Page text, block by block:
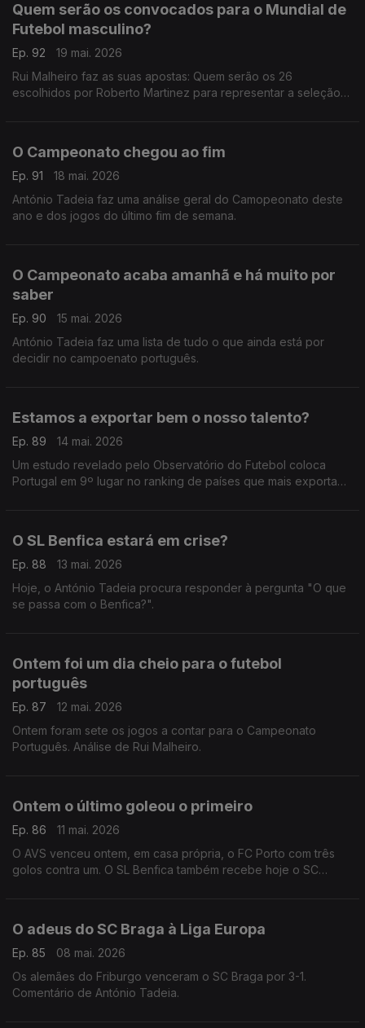
Quem serão os convocados para o Mundial de
Futebol masculino?
Ep. 92
19 mai. 2026
Rui Malheiro faz as suas apostas: Quem serão os 26
escolhidos por Roberto Martinez para representar a seleção
O Campeonato chegou ao fim
Ep. 91
18 mai. 2026
António Tadeia faz uma análise geral do Camopeonato deste
ano e dos jogos do último fim de semana.
O Campeonato acaba amanhã e há muito por
saber
Ep. 90
15 mai. 2026
António Tadeia faz uma lista de tudo o que ainda está por
decidir no campoenato português.
Estamos a exportar bem o nosso talento?
Ep. 89
14 mai. 2026
Um estudo revelado pelo Observatório do Futebol coloca
Portugal em 9º lugar no ranking de países que mais exportam
O SL Benfica estará em crise?
Ep. 88
13 mai. 2026
Hoje, o António Tadeia procura responder à pergunta "O que
se passa com o Benfica?".
Ontem foi um dia cheio para o futebol
português
Ep. 87
12 mai. 2026
Ontem foram sete os jogos a contar para o Campeonato
Português. Análise de Rui Malheiro.
Ontem o último goleou o primeiro
Ep. 86
11 mai. 2026
O AVS venceu ontem, em casa própria, o FC Porto com três
golos contra um. O SL Benfica também recebe hoje o SC
O adeus do SC Braga à Liga Europa
Ep. 85
08 mai. 2026
Os alemães do Friburgo venceram o SC Braga por 3-1.
Comentário de António Tadeia.